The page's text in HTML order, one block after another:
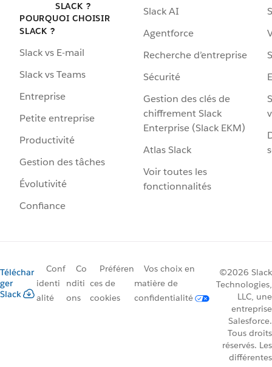
SLACK ?
POURQUOI CHOISIR
SLACK ?
Slack vs E-mail
Slack vs Teams
Entreprise
Petite entreprise
Productivité
Gestion des tâches
Évolutivité
Confiance
Slack AI
Agentforce
Recherche d’entreprise
Sécurité
Gestion des clés de
chiffrement Slack
Enterprise (Slack EKM)
Atlas Slack
Voir toutes les
fonctionnalités
Téléchar
ger
Slack
Conf
identi
alité
Co
nditi
ons
Préféren
ces de
cookies
Vos choix en
matière de
confidentialité
©2026 Slack
Technologies,
LLC, une
entreprise
Salesforce.
Tous droits
réservés. Les
différentes